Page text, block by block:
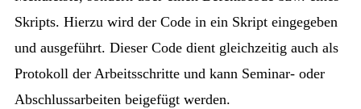
Skripts. Hierzu wird der Code in ein Skript eingegeben
und ausgeführt. Dieser Code dient gleichzeitig auch als
Protokoll der Arbeitsschritte und kann Seminar- oder
Abschlussarbeiten beigefügt werden.